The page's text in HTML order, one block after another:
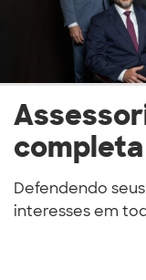
completa
Defendendo
interesses em